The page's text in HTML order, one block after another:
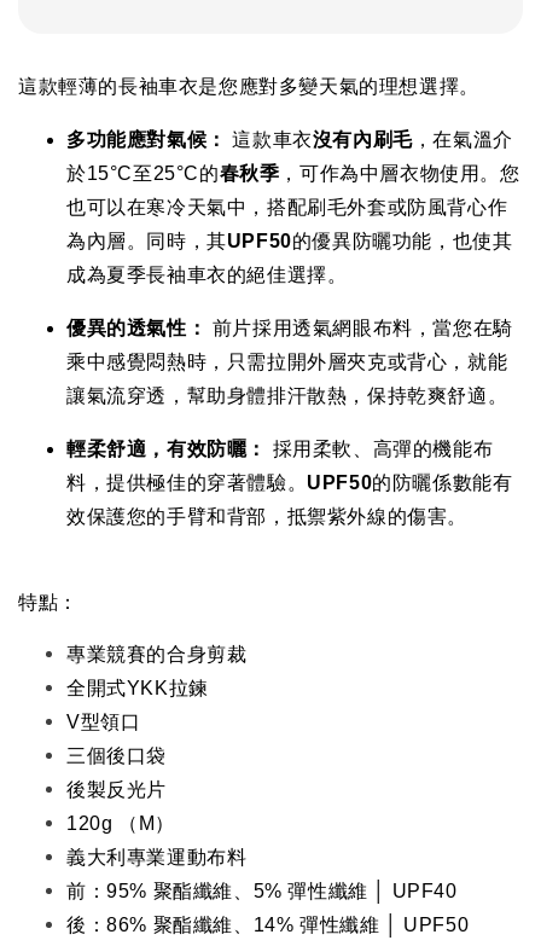
這款輕薄的長袖車衣是您應對多變天氣的理想選擇。
多功能應對氣候： 這款車衣沒有內刷毛，在氣溫介
於15°C至25°C的春秋季 ，可作為中層衣物使用。您
也可以在寒冷天氣中，搭配刷毛外套或防風背心作
為內層。同時，其UPF50的優異防曬功能，也使其
成為夏季長袖車衣的絕佳選擇。
優異的透氣性：
前片採用透氣網眼布料，當您在騎
乘中感覺悶熱時，只需拉開外層夾克或背心，就能
讓氣流穿透，幫助身體排汗散熱，保持乾爽舒適。
輕柔舒適，有效防曬：
採用柔軟、高彈的機能布
料，提供極佳的穿著體驗。 UPF50的防曬係數能有
效保護您的手臂和背部，抵禦紫外線的傷害。
特點：
專業競賽的合身剪裁
全開式YKK拉鍊
V型領口
三個後口袋
後製反光片
120g （M）
義大利專業運動布料
前：95% 聚酯纖維、5% 彈性纖維 │ UPF40
後：86% 聚酯纖維、14% 彈性纖維
│ UPF50